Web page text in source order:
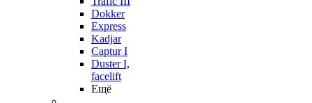
Dokker
Express
Kadjar
Captur I
Duster I,
facelift
Ещё